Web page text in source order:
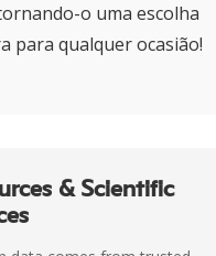
o uma escolha
para qualquer ocasião!
& Scientific